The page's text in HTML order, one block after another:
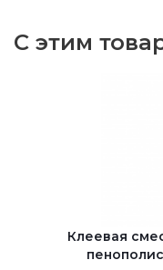
С этим
Клеевая